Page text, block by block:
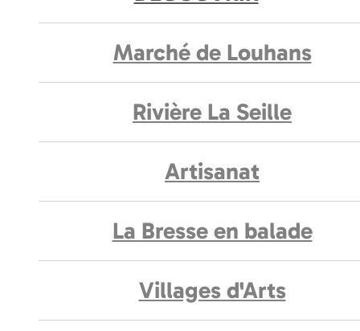
Marché de Louhans
Rivière La Seille
Artisanat
La Bresse en balade
Villages d'Arts